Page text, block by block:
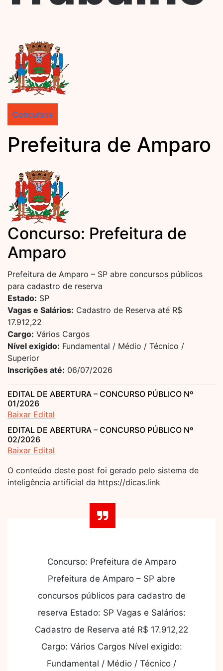
Concursos
Prefeitura de Amparo
Concurso: Prefeitura de
Amparo
Prefeitura de Amparo – SP abre concursos públicos
para cadastro de reserva
Estado: SP
Vagas e Salários: Cadastro de Reserva até R$
17.912,22
Cargo: Vários Cargos
Nível exigido: Fundamental / Médio / Técnico /
Superior
Inscrições até: 06/07/2026
EDITAL DE ABERTURA – CONCURSO PÚBLICO Nº
01/2026
Baixar Edital
EDITAL DE ABERTURA – CONCURSO PÚBLICO Nº
02/2026
Baixar Edital
O conteúdo deste post foi gerado pelo sistema de
inteligência artificial da https://dicas.link
Concurso: Prefeitura de Amparo
Prefeitura de Amparo – SP abre
concursos públicos para cadastro de
reserva Estado: SP Vagas e Salários:
Cadastro de Reserva até R$ 17.912,22
Cargo: Vários Cargos Nível exigido:
Fundamental / Médio / Técnico /